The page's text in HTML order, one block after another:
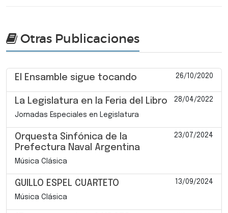
Otras Publicaciones
El Ensamble sigue tocando 26/10/2020
La Legislatura en la Feria del Libro 28/04/2022
Jornadas Especiales en Legislatura
Orquesta Sinfónica de la
Prefectura Naval Argentina
23/07/2024
Música Clásica
GUILLO ESPEL CUARTETO 13/09/2024
Música Clásica